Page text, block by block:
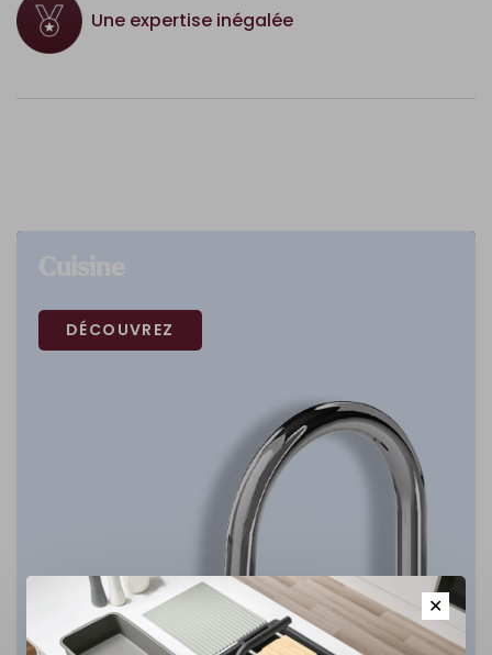
Une expertise inégalée
DÉCOUVREZ
✕